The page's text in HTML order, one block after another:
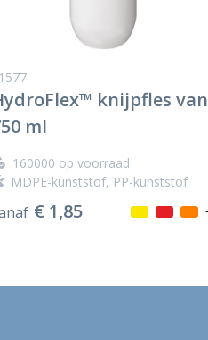
knijpfles van
ml
160000 op voorraad
MDPE-kunststof, PP-kunststof
€ 1,85